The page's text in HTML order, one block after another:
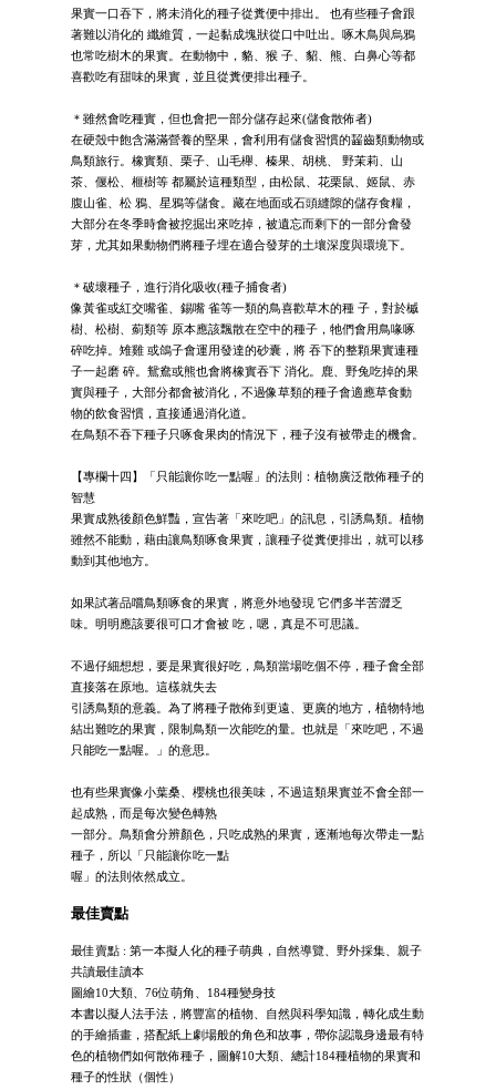
果實一口吞下，將未消化的種子從糞便中排出。 也有些種子會跟
著難以消化的 纖維質，一起黏成塊狀從口中吐出。啄木鳥與烏鴉
也常吃樹木的果實。在動物中，貉、猴 子、貂、熊、白鼻心等都
喜歡吃有甜味的果實，並且從糞便排出種子。
＊雖然會吃種實，但也會把一部分儲存起來(儲食散佈者)
在硬殼中飽含滿滿營養的堅果，會利用有儲食習慣的齧齒類動物或
鳥類旅行。橡實類、栗子、山毛櫸、榛果、胡桃、 野茉莉、山
茶、偃松、榧樹等 都屬於這種類型，由松鼠、花栗鼠、姬鼠、赤
腹山雀、松 鴉、星鴉等儲食。藏在地面或石頭縫隙的儲存食糧，
大部分在冬季時會被挖掘出來吃掉，被遺忘而剩下的一部分會發
芽，尤其如果動物們將種子埋在適合發芽的土壤深度與環境下。
＊破壞種子，進行消化吸收(種子捕食者)
像黃雀或紅交嘴雀、錫嘴 雀等一類的鳥喜歡草木的種 子，對於槭
樹、松樹、薊類等 原本應該飄散在空中的種子，牠們會用鳥喙啄
碎吃掉。雉雞 或鴿子會運用發達的砂囊，將 吞下的整顆果實連種
子一起磨 碎。鴛鴦或熊也會將橡實吞下 消化。鹿、野兔吃掉的果
實與種子，大部分都會被消化，不過像草類的種子會適應草食動
物的飲食習慣，直接通過消化道。
在鳥類不吞下種子只啄食果肉的情況下，種子沒有被帶走的機會。
【專欄十四】「只能讓你吃一點喔」的法則：植物廣泛散佈種子的
智慧
果實成熟後顏色鮮豔，宣告著「來吃吧」的訊息，引誘鳥類。植物
雖然不能動，藉由讓鳥類啄食果實，讓種子從糞便排出，就可以移
動到其他地方。
如果試著品嚐鳥類啄食的果實，將意外地發現 它們多半苦澀乏
味。明明應該要很可口才會被 吃，嗯，真是不可思議。
不過仔細想想，要是果實很好吃，鳥類當場吃個不停，種子會全部
直接落在原地。這樣就失去
引誘鳥類的意義。為了將種子散佈到更遠、更廣的地方，植物特地
結出難吃的果實，限制鳥類一次能吃的量。也就是「來吃吧，不過
只能吃一點喔。」的意思。
也有些果實像小葉桑、櫻桃也很美味，不過這類果實並不會全部一
起成熟，而是每次變色轉熟
一部分。鳥類會分辨顏色，只吃成熟的果實，逐漸地每次帶走一點
種子，所以「只能讓你吃一點
喔」的法則依然成立。
最佳賣點
最佳賣點 : 第一本擬人化的種子萌典，自然導覽、野外採集、親子
共讀最佳讀本
圖繪10大類、76位萌角、184種變身技
本書以擬人法手法，將豐富的植物、自然與科學知識，轉化成生動
的手繪插畫，搭配紙上劇場般的角色和故事，帶你認識身邊最有特
色的植物們如何散佈種子，圖解10大類、總計184種植物的果實和
種子的性狀（個性）